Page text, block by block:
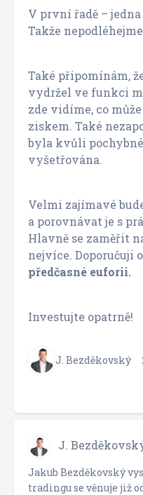
V první řadě –
Takže
Také připomínám,
vydržel ve funkci
zde vidíme, co
ziskem. Také
byla kvůli
vyšetřována.
Velmi zajímavé
a porovnávat je s
Hlavně se zaměřit
nejvíce. Doporučuji
předčasné euforii.
Investujte opatrně!
J. Bezděkovský
J.
Jakub Bezděkovský
tradingu se věnuje již